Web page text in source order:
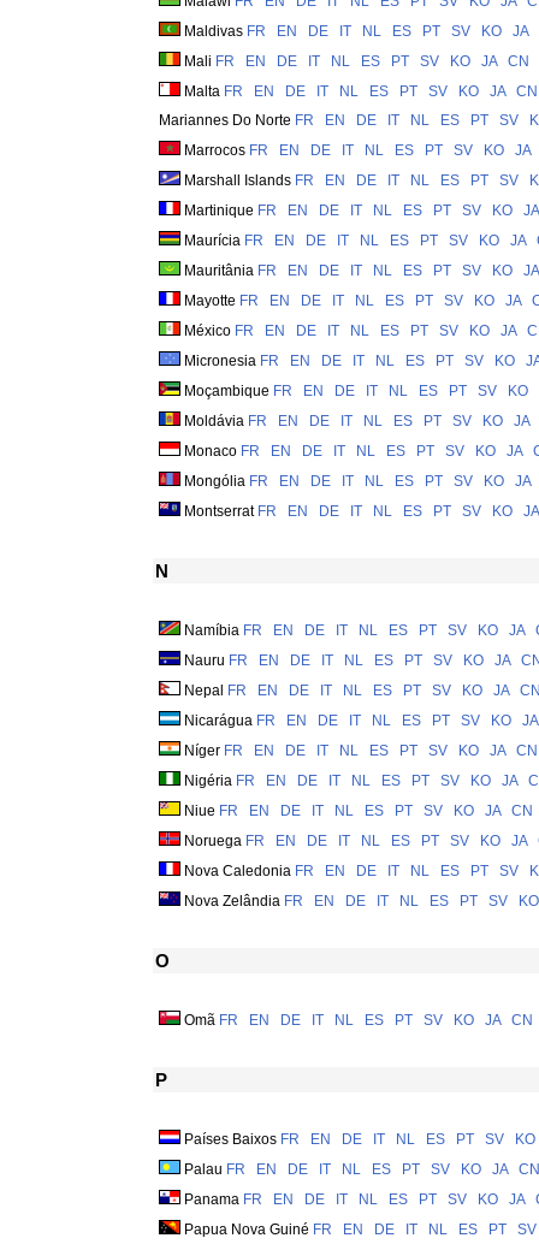
Maldivas FR EN DE IT NL ES PT SV KO
JA
Mali FR EN DE IT NL ES PT SV KO JA
CN
Malta FR EN DE IT NL ES PT SV KO JA
CN
Mariannes Do Norte FR EN DE IT NL ES PT SV
Marrocos FR EN DE IT NL ES PT SV KO
JA
Marshall Islands FR EN DE IT NL ES PT SV
Martinique FR EN DE IT NL ES PT SV KO
JA
Maurícia FR EN DE IT NL ES PT SV KO JA
Mauritânia FR EN DE IT NL ES PT SV KO
JA
Mayotte FR EN DE IT NL ES PT SV KO JA
México FR EN DE IT NL ES PT SV KO JA
Micronesia FR EN DE IT NL ES PT SV KO
Moçambique FR EN DE IT NL ES PT SV
KO
Moldávia FR EN DE IT NL ES PT SV KO
JA
Monaco FR EN DE IT NL ES PT SV KO JA
Mongólia FR EN DE IT NL ES PT SV KO
JA
Montserrat FR EN DE IT NL ES PT SV KO JA
N
Namíbia FR EN DE IT NL ES PT SV KO JA
Nauru FR EN DE IT NL ES PT SV KO JA
Nepal FR EN DE IT NL ES PT SV KO JA
Nicarágua FR EN DE IT NL ES PT SV KO
JA
Níger FR EN DE IT NL ES PT SV KO JA
CN
Nigéria FR EN DE IT NL ES PT SV KO JA
Niue FR EN DE IT NL ES PT SV KO JA
CN
Noruega FR EN DE IT NL ES PT SV KO JA
Nova Caledonia FR EN DE IT NL ES PT SV
Nova Zelândia FR EN DE IT NL ES PT SV KO
O
Omã FR EN DE IT NL ES PT SV KO JA CN
P
Países Baixos FR EN DE IT NL ES PT SV
KO
Palau FR EN DE IT NL ES PT SV KO JA
CN
Panama FR EN DE IT NL ES PT SV KO JA
Papua Nova Guiné FR EN DE IT NL ES PT
SV